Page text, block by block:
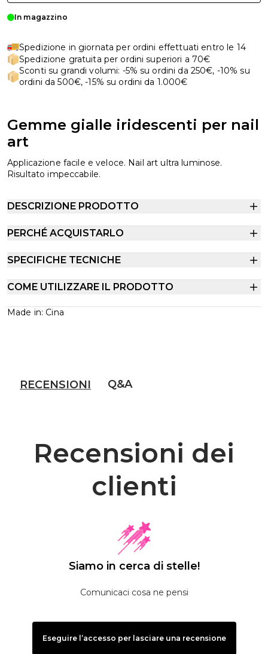
In magazzino
Spedizione in giornata per ordini effettuati entro le 14
Spedizione gratuita per ordini superiori a 70€
Sconti su grandi volumi: -5% su ordini da 250€, -10% su
ordini da 500€, -15% su ordini da 1.000€
Gemme gialle iridescenti per nail
art
Applicazione facile e veloce. Nail art ultra luminose.
Risultato impeccabile.
DESCRIZIONE PRODOTTO
PERCHÉ ACQUISTARLO
SPECIFICHE TECNICHE
COME UTILIZZARE IL PRODOTTO
Made in: Cina
RECENSIONI Q&A
Recensioni dei
clienti
Siamo in cerca di stelle!
Comunicaci cosa ne pensi
Eseguire l’accesso per lasciare una recensione